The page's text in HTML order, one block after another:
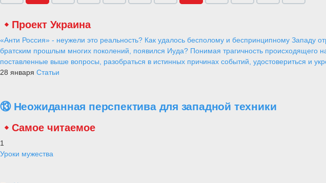
Проект Украина
«Анти Россия» - неужели это реальность? Как удалось бесполому и беспринципному Западу
братским прошлым многих поколений, появился Иуда? Понимая трагичность
поставленные выше вопросы, разобраться в истинных причинах событий, удостовериться и
28 января Статьи
⑬ Неожиданная перспектива для западной техники
Самое читаемое
1
Уроки мужества